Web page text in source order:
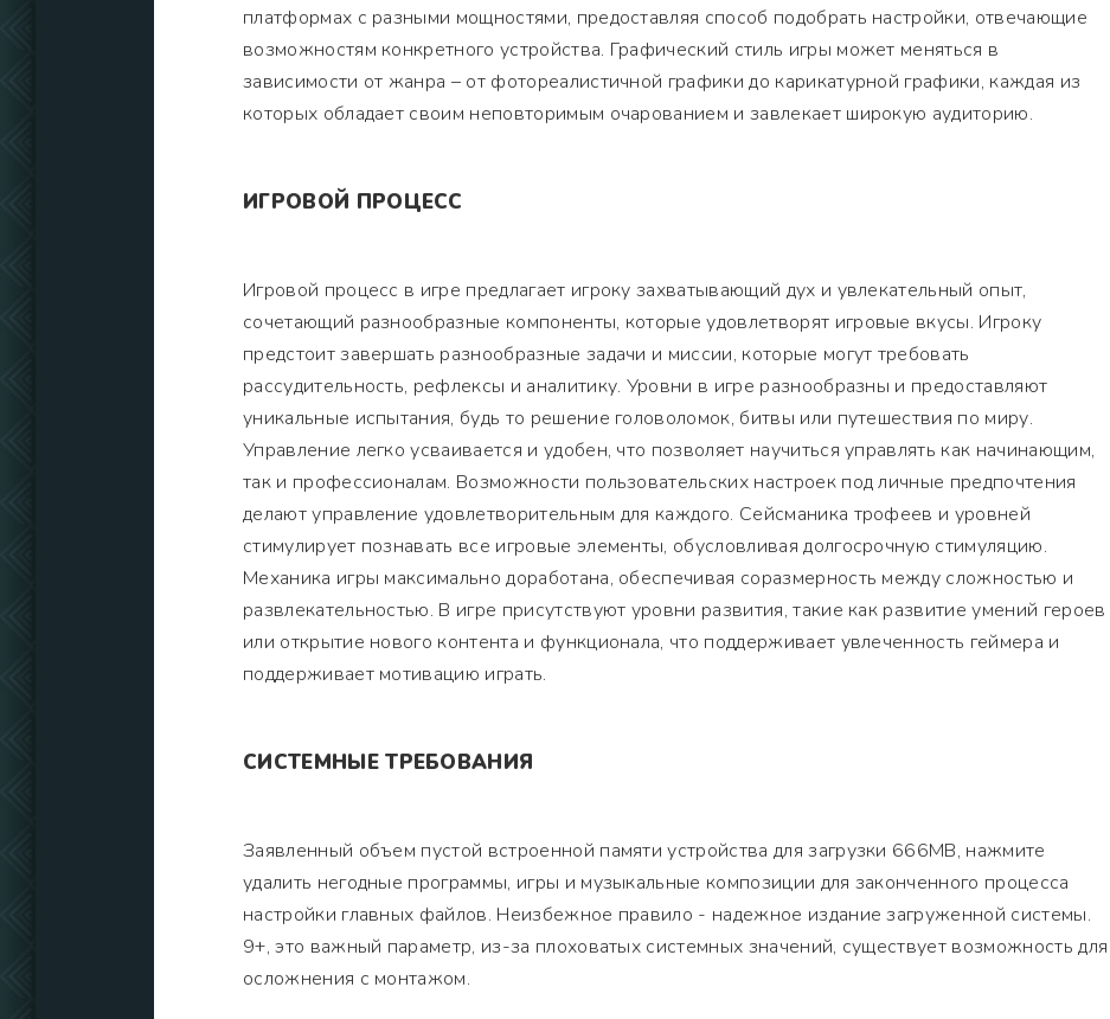
платформах с разными мощностями, предоставляя способ подобрать настройки, отвечающие
возможностям конкретного устройства. Графический стиль игры может меняться в
зависимости от жанра – от фотореалистичной графики до карикатурной графики, каждая из
которых обладает своим неповторимым очарованием и завлекает широкую аудиторию.
ИГРОВОЙ ПРОЦЕСС
Игровой процесс в игре предлагает игроку захватывающий дух и увлекательный опыт,
сочетающий разнообразные компоненты, которые удовлетворят игровые вкусы. Игроку
предстоит завершать разнообразные задачи и миссии, которые могут требовать
рассудительность, рефлексы и аналитику. Уровни в игре разнообразны и предоставляют
уникальные испытания, будь то решение головоломок, битвы или путешествия по миру.
Управление легко усваивается и удобен, что позволяет научиться управлять как начинающим,
так и профессионалам. Возможности пользовательских настроек под личные предпочтения
делают управление удовлетворительным для каждого. Сейсманика трофеев и уровней
стимулирует познавать все игровые элементы, обусловливая долгосрочную стимуляцию.
Механика игры максимально доработана, обеспечивая соразмерность между сложностью и
развлекательностью. В игре присутствуют уровни развития, такие как развитие умений героев
или открытие нового контента и функционала, что поддерживает увлеченность геймера и
поддерживает мотивацию играть.
СИСТЕМНЫЕ ТРЕБОВАНИЯ
Заявленный объем пустой встроенной памяти устройства для загрузки 666MB, нажмите
удалить негодные программы, игры и музыкальные композиции для законченного процесса
настройки главных файлов. Неизбежное правило - надежное издание загруженной системы.
9+, это важный параметр, из-за плоховатых системных значений, существует возможность для
осложнения с монтажом.